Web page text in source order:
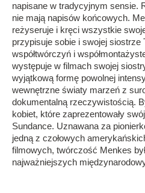
napisane w tradycyjnym sensie.
nie mają napisów końcowych.
reżyseruje i kręci wszystkie
przypisuje sobie i swojej siostrze
współtwórczyń i
występuje w filmach swojej
wyjątkową formę powolnej
wewnętrzne światy marzeń z
dokumentalną rzeczywistością.
kobiet, które zaprezentowały
Sundance. Uznawana za
jedną z czołowych
filmowych, twórczość Menkes
najważniejszych